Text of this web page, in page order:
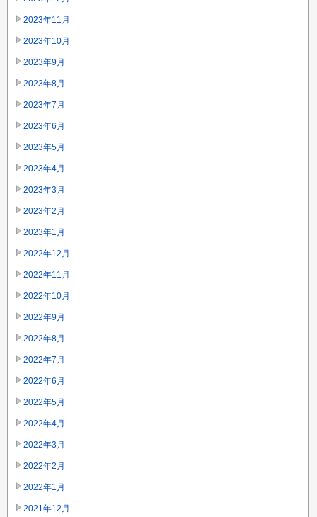
2023年11月
2023年10月
2023年9月
2023年8月
2023年7月
2023年6月
2023年5月
2023年4月
2023年3月
2023年2月
2023年1月
2022年12月
2022年11月
2022年10月
2022年9月
2022年8月
2022年7月
2022年6月
2022年5月
2022年4月
2022年3月
2022年2月
2022年1月
2021年12月